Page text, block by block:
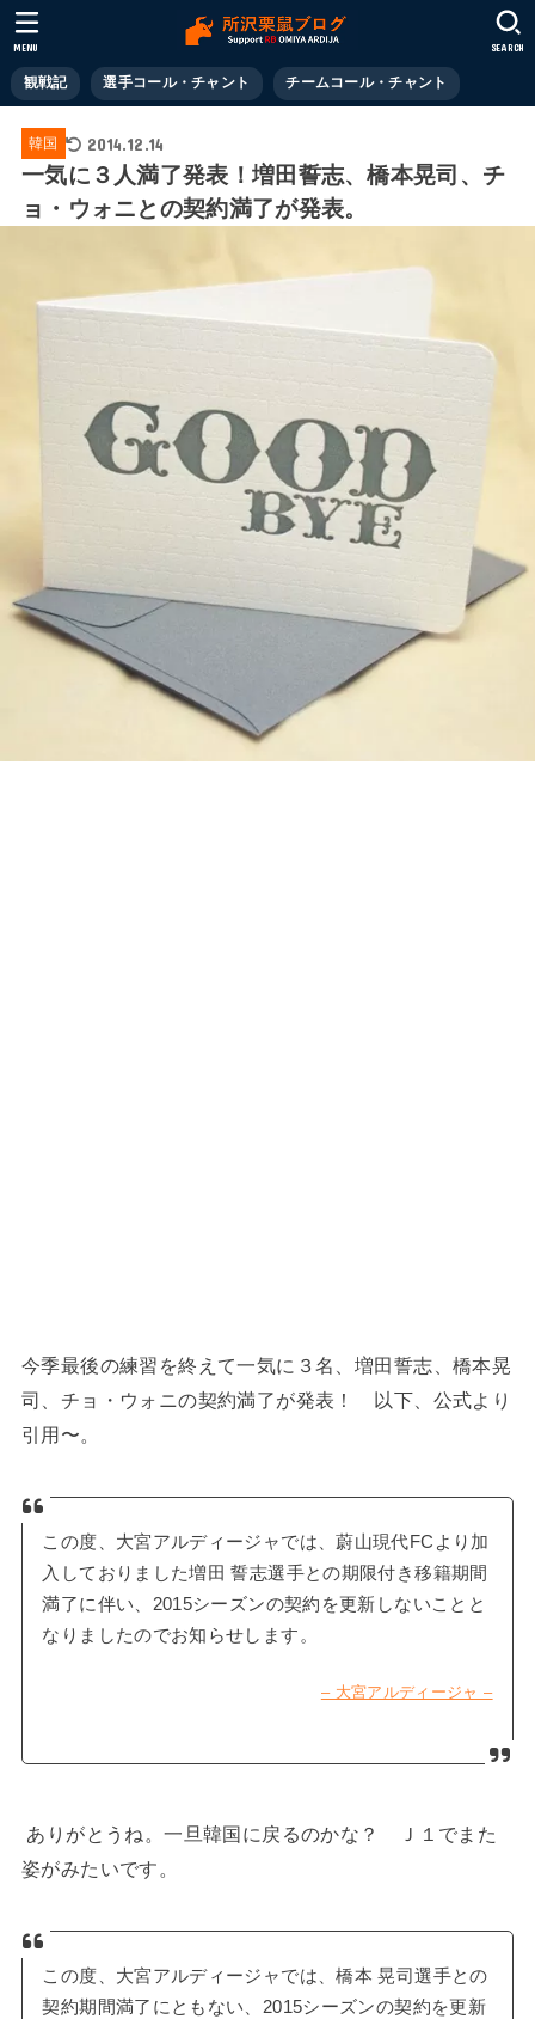
観戦記 選手コール・チャント チームコール・チャント
SEARCH
MENU
韓国 2014.12.14
一気に３人満了発表！増田誓志、橋本晃司、チ
ョ・ウォニとの契約満了が発表。
今季最後の練習を終えて一気に３名、増田誓志、橋本晃
司、チョ・ウォニの契約満了が発表！ 以下、公式より
引用〜。
この度、大宮アルディージャでは、蔚山現代FCより加
入しておりました増田 誓志選手との期限付き移籍期間
満了に伴い、2015シーズンの契約を更新しないことと
なりましたのでお知らせします。
– 大宮アルディージャ –
ありがとうね。一旦韓国に戻るのかな？ Ｊ１でまた
姿がみたいです。
この度、大宮アルディージャでは、橋本 晃司選手との
契約期間満了にともない、2015シーズンの契約を更新